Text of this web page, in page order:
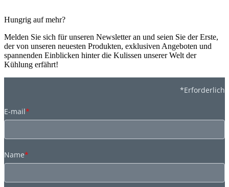
Hungrig auf mehr?
Melden Sie sich für unseren Newsletter an und seien Sie der Erste,
der von unseren neuesten Produkten, exklusiven Angeboten und
spannenden Einblicken hinter die Kulissen unserer Welt der
Kühlung erfährt!
*Erforderlich
E-mail*
Name*